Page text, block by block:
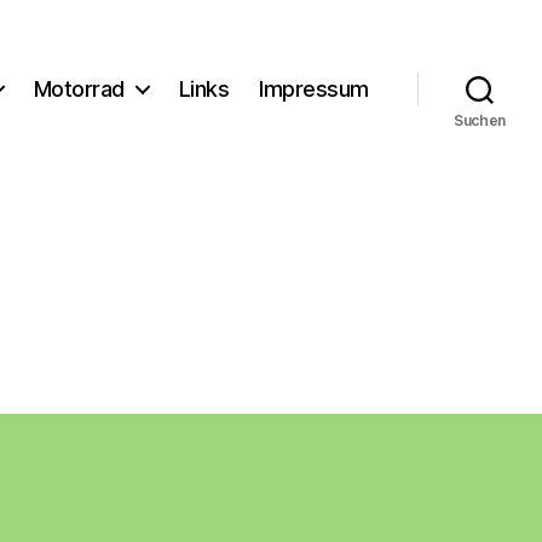
Motorrad Links Impressum
Suchen